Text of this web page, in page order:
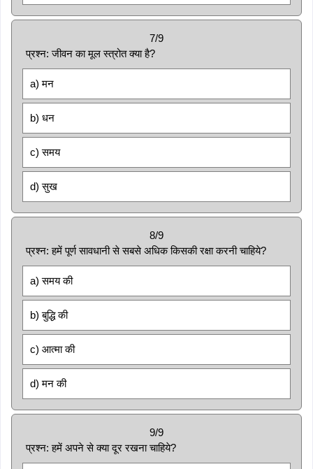
7/9
प्रश्न: जीवन का मूल स्त्रोत क्या है?
a) मन
b) धन
c) समय
d) सुख
8/9
प्रश्न: हमें पूर्ण सावधानी से सबसे अधिक किसकी रक्षा करनी चाहिये?
a) समय की
b) बुद्धि की
c) आत्मा की
d) मन की
9/9
प्रश्न: हमें अपने से क्या दूर रखना चाहिये?